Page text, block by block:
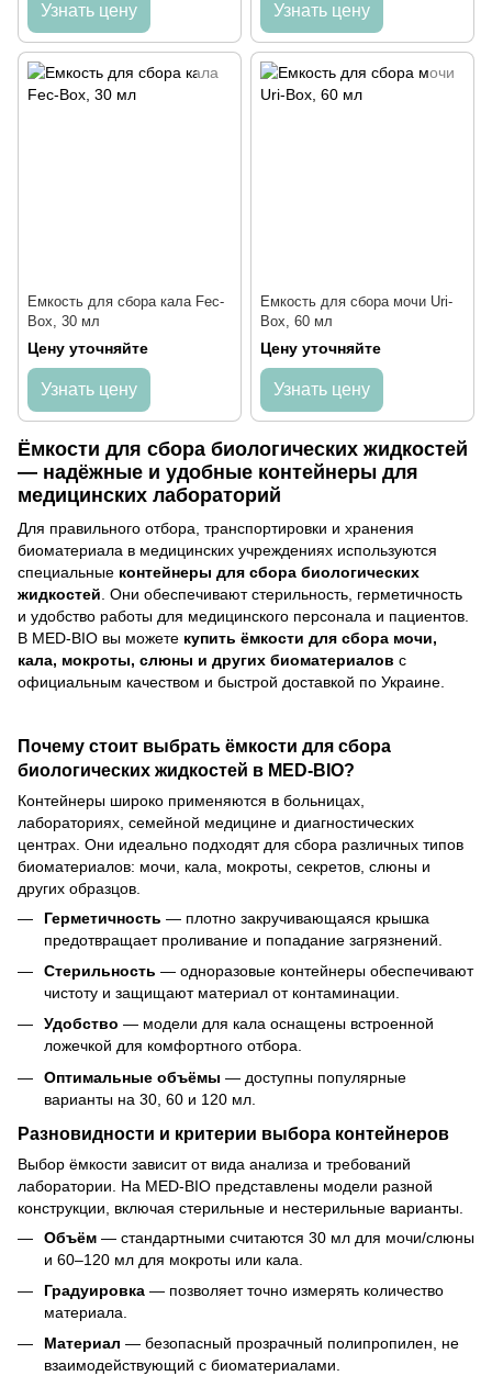
Узнать цену Узнать цену
Емкость для сбора кала Fec-
Box, 30 мл
Цену уточняйте
Узнать цену
Емкость для сбора мочи Uri-
Box, 60 мл
Цену уточняйте
Узнать цену
Ёмкости для сбора биологических жидкостей
— надёжные и удобные контейнеры для
медицинских лабораторий
Для правильного отбора, транспортировки и хранения
биоматериала в медицинских учреждениях используются
специальные контейнеры для сбора биологических
жидкостей . Они обеспечивают стерильность, герметичность
и удобство работы для медицинского персонала и пациентов.
В MED-BIO вы можете купить ёмкости для сбора мочи,
кала, мокроты, слюны и других биоматериалов с
официальным качеством и быстрой доставкой по Украине.
Почему стоит выбрать ёмкости для сбора
биологических жидкостей в MED-BIO?
Контейнеры широко применяются в больницах,
лабораториях, семейной медицине и диагностических
центрах. Они идеально подходят для сбора различных типов
биоматериалов: мочи, кала, мокроты, секретов, слюны и
других образцов.
Герметичность — плотно закручивающаяся крышка
предотвращает проливание и попадание загрязнений.
Стерильность — одноразовые контейнеры обеспечивают
чистоту и защищают материал от контаминации.
Удобство — модели для кала оснащены встроенной
ложечкой для комфортного отбора.
Оптимальные объёмы — доступны популярные
варианты на 30, 60 и 120 мл.
Разновидности и критерии выбора контейнеров
Выбор ёмкости зависит от вида анализа и требований
лаборатории. На MED-BIO представлены модели разной
конструкции, включая стерильные и нестерильные варианты.
Объём — стандартными считаются 30 мл для мочи/слюны
и 60–120 мл для мокроты или кала.
Градуировка — позволяет точно измерять количество
материала.
Материал — безопасный прозрачный полипропилен, не
взаимодействующий с биоматериалами.